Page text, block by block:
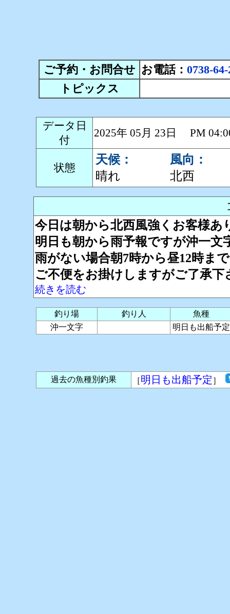
ご予約・お問合せ お電話： 0738-
トピックス
データ日
付
2025年 05月 23日 PM
状態
天候：
晴れ
風向：
北西
今日は朝から北西風強くお客様あ
明日も朝から雨予報ですが沖一文
雨がない場合朝7時から昼12時ま
ご不便をお掛けしますがご了承下
続きを読む
釣り場 釣り人
魚種
沖一文字
明日も出船予定
過去の魚種別釣果 ［明日も出船予定 ］